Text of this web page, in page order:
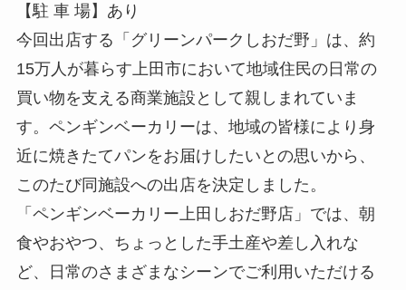
【駐 車 場】あり
今回出店する「グリーンパークしおだ野」は、約
15万人が暮らす上田市において地域住民の日常の
買い物を支える商業施設として親しまれていま
す。ペンギンベーカリーは、地域の皆様により身
近に焼きたてパンをお届けしたいとの思いから、
このたび同施設への出店を決定しました。
「ペンギンベーカリー上田しおだ野店」では、朝
食やおやつ、ちょっとした手土産や差し入れな
ど、日常のさまざまなシーンでご利用いただける